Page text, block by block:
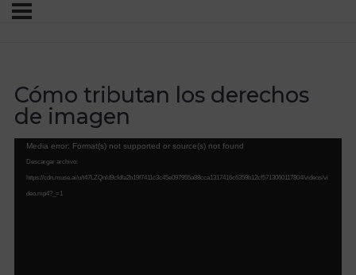
Cómo tributan los derechos
de imagen
Reproductor
vídeo
Media error: Format(s) not supported or source(s) not found
Descargar archivo:
https://cdn.muse.ai/u/t47LZQn/d9cfdfa2b19f7411c3c45e097955a88cca1317416c6359b12cf5713060117804/videos/vi
deo.mp4?_=1